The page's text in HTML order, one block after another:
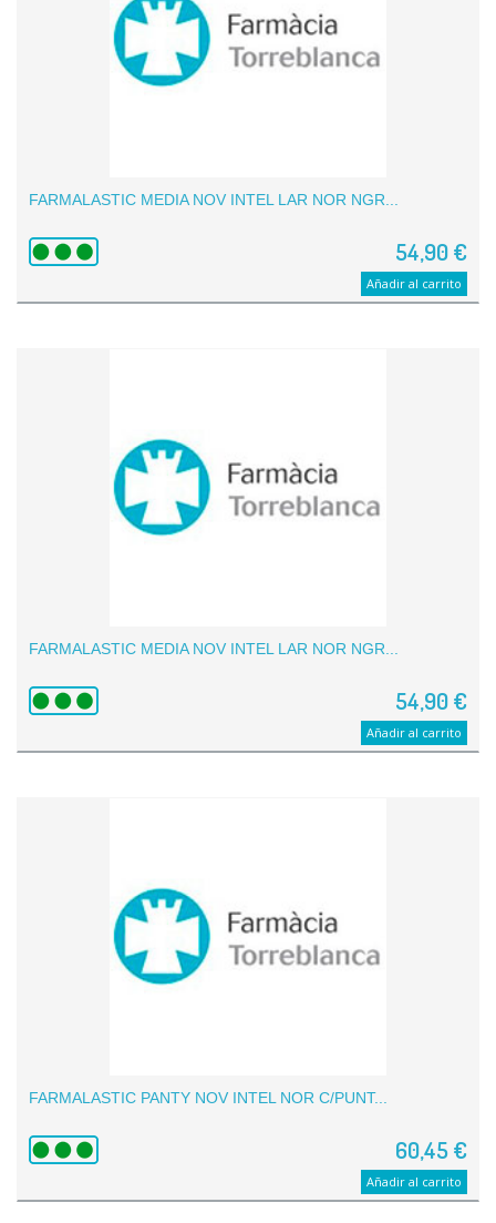
FARMALASTIC MEDIA NOV INTEL LAR NOR NGR...
54,90 €
Añadir al carrito
FARMALASTIC MEDIA NOV INTEL LAR NOR NGR...
54,90 €
Añadir al carrito
FARMALASTIC PANTY NOV INTEL NOR C/PUNT...
60,45 €
Añadir al carrito